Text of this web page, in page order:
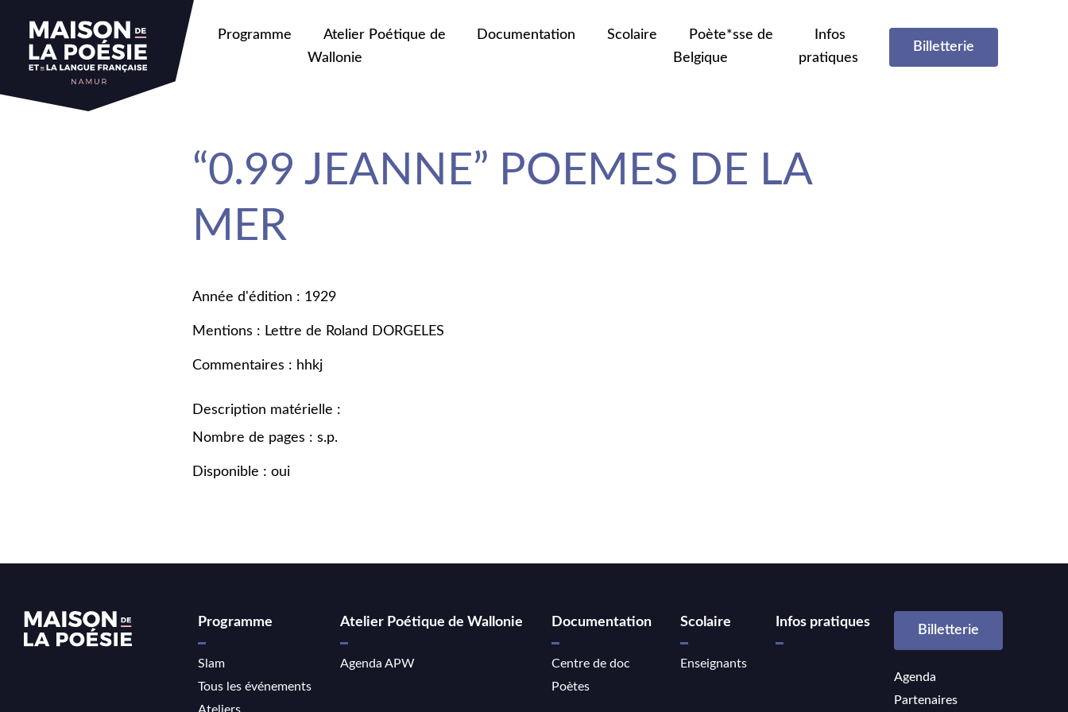
Programme
Atelier Poétique de
Wallonie
Documentation Scolaire
Poète*sse de
Belgique
Infos
pratiques
Billetterie
“0.99 JEANNE” POEMES DE LA
MER
Année d'édition : 1929
Mentions : Lettre de Roland DORGELES
Commentaires : hhkj
Description matérielle :
Nombre de pages : s.p.
Disponible : oui
Programme
Slam
Tous les événements
Ateliers
Atelier Poétique de Wallonie
Agenda APW
Documentation
Centre de doc
Poètes
Scolaire
Enseignants
Infos pratiques
Billetterie
Agenda
Partenaires